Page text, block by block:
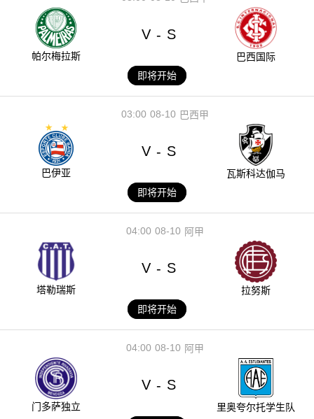
帕尔梅拉斯
V - S
巴西国际
即将开始
08-10
03:00 巴西甲
巴伊亚
V - S
瓦斯科达伽马
即将开始
08-10
04:00 阿甲
塔勒瑞斯
V - S
拉努斯
即将开始
08-10
04:00 阿甲
门多萨独立
V - S
里奥夸尔托学生队